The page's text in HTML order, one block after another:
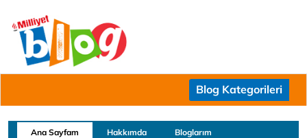
Blog Kategorileri
Ana Sayfam Hakkımda Bloglarım